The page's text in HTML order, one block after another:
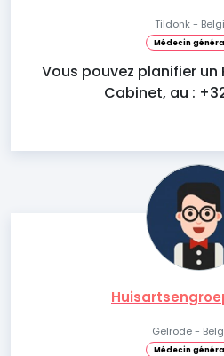
Tildonk -
Médecin
Vous pouvez planifier un
Cabinet, au :
Gelrode -
Médecin